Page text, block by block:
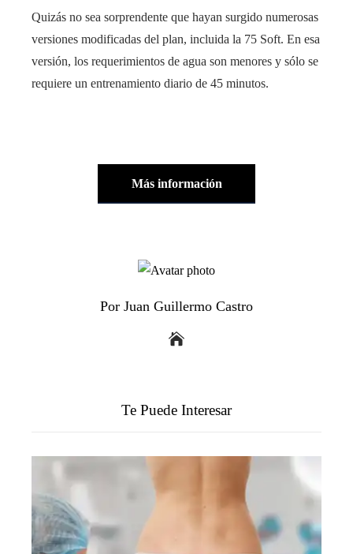
Quizás no sea sorprendente que hayan surgido numerosas
versiones modificadas del plan, incluida la 75 Soft. En esa
versión, los requerimientos de agua son menores y sólo se
requiere un entrenamiento diario de 45 minutos.
Más información
Por Juan Guillermo Castro
Te Puede Interesar